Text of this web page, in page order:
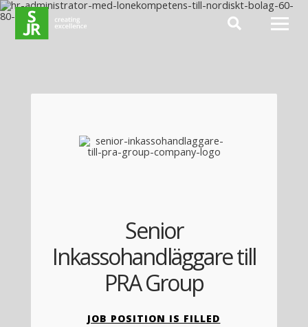
Hoppa till innehåll
JOB POSITION IS FILLED
Senior
Inkassohandläggare till
PRA Group